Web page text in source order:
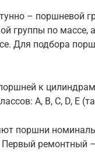
– поршневой
группы по
Для подбора
к
A, B, C, D, E
поршни
ремонтный